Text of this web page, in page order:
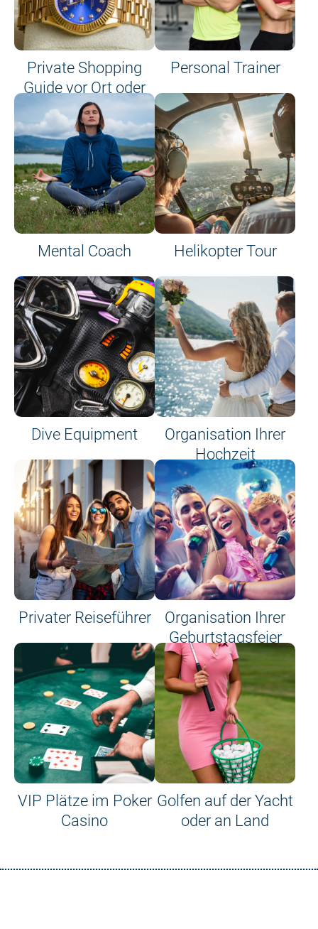
Private Shopping
Guide vor Ort oder
an Bord
Personal Trainer
Mental Coach Helikopter Tour
Dive Equipment
Organisation Ihrer
Hochzeit
Privater Reiseführer
Organisation Ihrer
Geburtstagsfeier
VIP Plätze im Poker
Casino
Golfen auf der Yacht
oder an Land